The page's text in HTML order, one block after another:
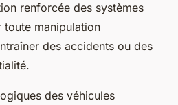
renforcée des systèmes
toute manipulation
des accidents ou des
des véhicules